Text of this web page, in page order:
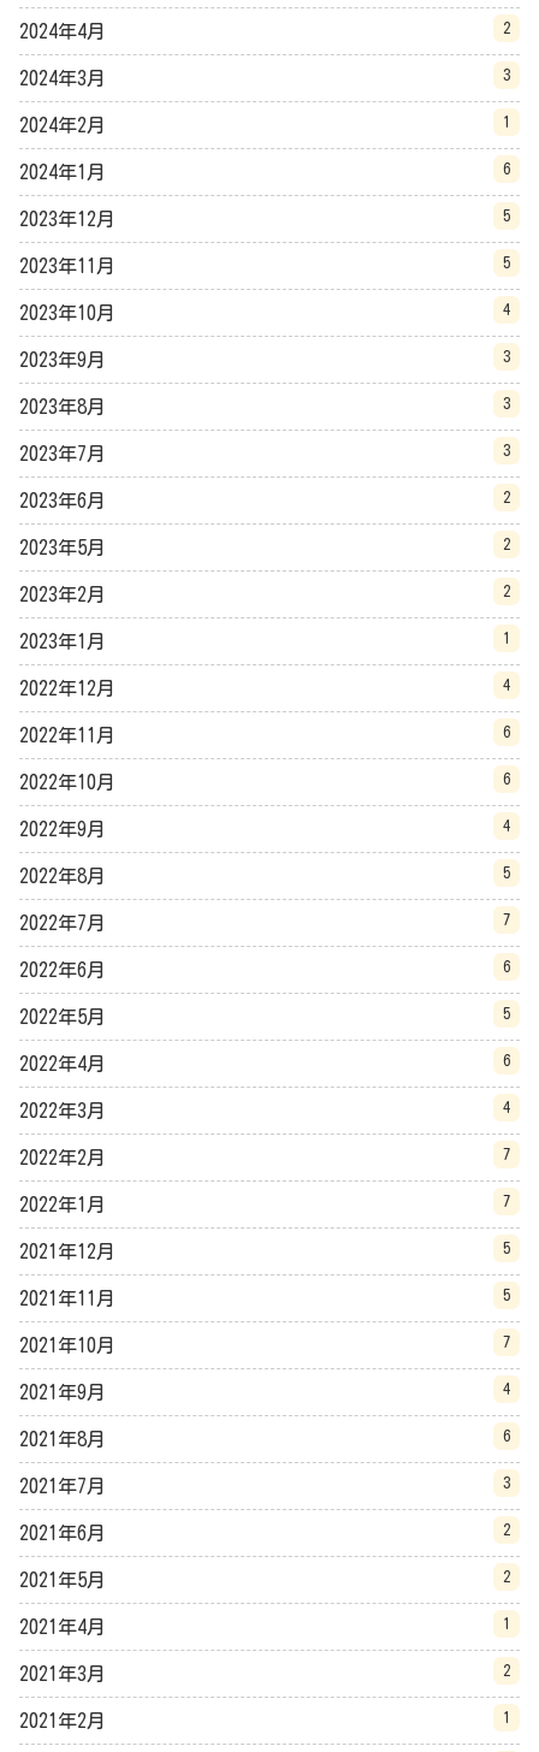
2024年4月 2
2024年3月 3
2024年2月 1
2024年1月 6
2023年12月 5
2023年11月 5
2023年10月 4
2023年9月 3
2023年8月 3
2023年7月 3
2023年6月 2
2023年5月 2
2023年2月 2
2023年1月 1
2022年12月 4
2022年11月 6
2022年10月 6
2022年9月 4
2022年8月 5
2022年7月 7
2022年6月 6
2022年5月 5
2022年4月 6
2022年3月 4
2022年2月 7
2022年1月 7
2021年12月 5
2021年11月 5
2021年10月 7
2021年9月 4
2021年8月 6
2021年7月 3
2021年6月 2
2021年5月 2
2021年4月 1
2021年3月 2
2021年2月 1